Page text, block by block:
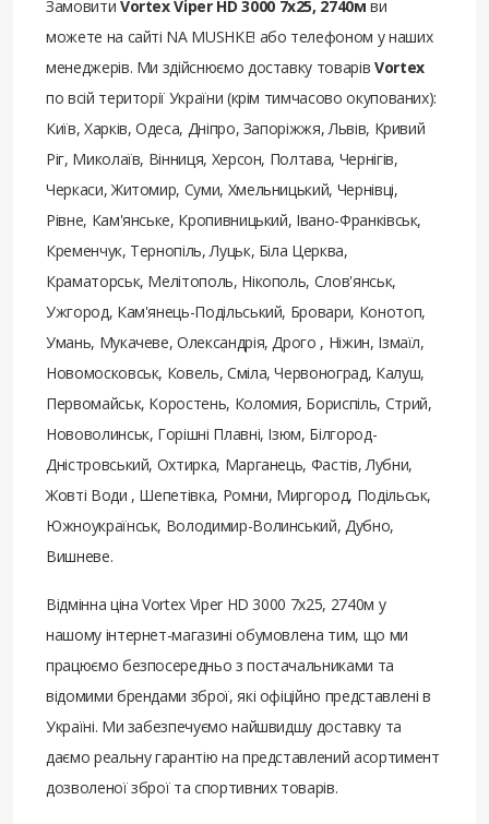
Замовити Vortex Viper HD 3000 7х25, 2740м ви
можете на сайті NA MUSHKE! або телефоном у наших
менеджерів. Ми здійснюємо доставку товарів Vortex
по всій території України (крім тимчасово окупованих):
Київ, Харків, Одеса, Дніпро, Запоріжжя, Львів, Кривий
Ріг, Миколаїв, Вінниця, Херсон, Полтава, Чернігів,
Черкаси, Житомир, Суми, Хмельницький, Чернівці,
Рівне, Кам'янське, Кропивницький, Івано-Франківськ,
Кременчук, Тернопіль, Луцьк, Біла Церква,
Краматорськ, Мелітополь, Нікополь, Слов'янськ,
Ужгород, Кам'янець-Подільський, Бровари, Конотоп,
Умань, Мукачеве, Олександрія, Дрого , Ніжин, Ізмаїл,
Новомосковськ, Ковель, Сміла, Червоноград, Калуш,
Первомайськ, Коростень, Коломия, Бориспіль, Стрий,
Нововолинськ, Горішні Плавні, Ізюм, Білгород-
Дністровський, Охтирка, Марганець, Фастів, Лубни,
Жовті Води , Шепетівка, Ромни, Миргород, Подільськ,
Южноукраїнськ, Володимир-Волинський, Дубно,
Вишневе.
Відмінна ціна Vortex Viper HD 3000 7х25, 2740м у
нашому інтернет-магазині обумовлена ​​тим, що ми
працюємо безпосередньо з постачальниками та
відомими брендами зброї, які офіційно представлені в
Україні. Ми забезпечуємо найшвидшу доставку та
даємо реальну гарантію на представлений асортимент
дозволеної зброї та спортивних товарів.